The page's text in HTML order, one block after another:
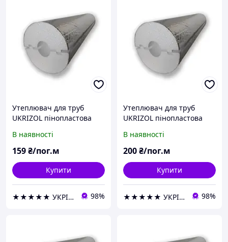
Утеплювач для труб
UKRIZOL пінопластова
фольгою
В наявності
159₴/пог.м
Купити
★★★★★ УКРІЗОЛ оптово-роздрібна компанія 98%
Утеплювач для труб
UKRIZOL пінопластова
фольгою
В наявності
200₴/пог.м
Купити
★★★★★ УКРІЗОЛ оптово-роздрібна компанія 98%